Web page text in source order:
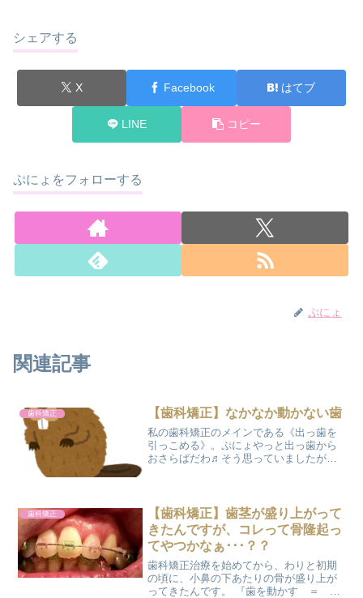
シェアする
X Facebook はてブ
LINE コピー
ぷにょをフォローする
ぷにょ
関連記事
歯科矯正 【歯科矯正】なかなか動かない歯
私の歯科矯正のメインである《出っ歯を
引っこめる》。ぷにょやっと出っ歯から
おさらばだわ♬そう思っていましたが、
ぜか２カ月前から急に動き...
歯科矯正
【歯科矯正】歯茎が盛り上がって
きたんですが、コレって骨隆起っ
てやつかなぁ･･･？？
歯科矯正治療を始めてから、わりと初期
の頃に、小鼻の下あたりの骨が盛り上が
ってきたんです。 『歯を動かす ＝ 骨